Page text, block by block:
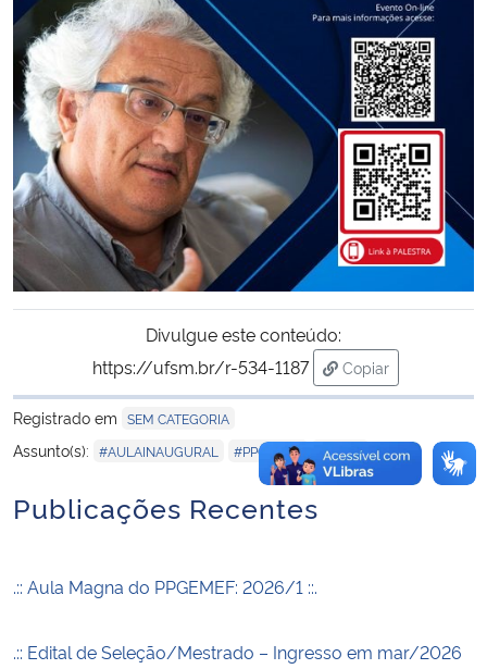
Ministério da Mulher, da Família e dos Direitos Humanos
Secretaria-Geral
Secretaria de Governo
Gabinete de Segurança Institucional
Advocacia-Geral da União
Divulgue este conteúdo:
https://ufsm.br/r-534-1187
Copiar
para área de
Registrado em SEM CATEGORIA
Assunto(s): #AULAINAUGURAL #PPGEMEF #UFSM
Publicações Recentes
.:: Aula Magna do PPGEMEF: 2026/1 ::.
.:: Edital de Seleção/Mestrado – Ingresso em mar/2026